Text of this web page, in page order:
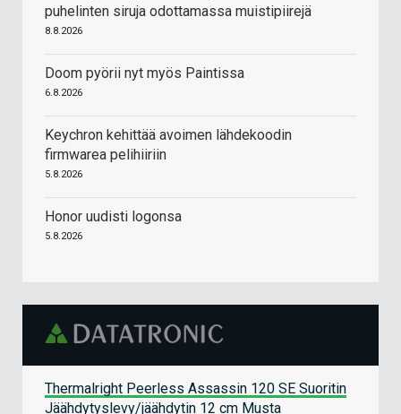
puhelinten siruja odottamassa muistipiirejä
8.8.2026
Doom pyörii nyt myös Paintissa
6.8.2026
Keychron kehittää avoimen lähdekoodin
firmwarea pelihiiriin
5.8.2026
Honor uudisti logonsa
5.8.2026
Thermalright Peerless Assassin 120 SE Suoritin
Jäähdytyslevy/jäähdytin 12 cm Musta